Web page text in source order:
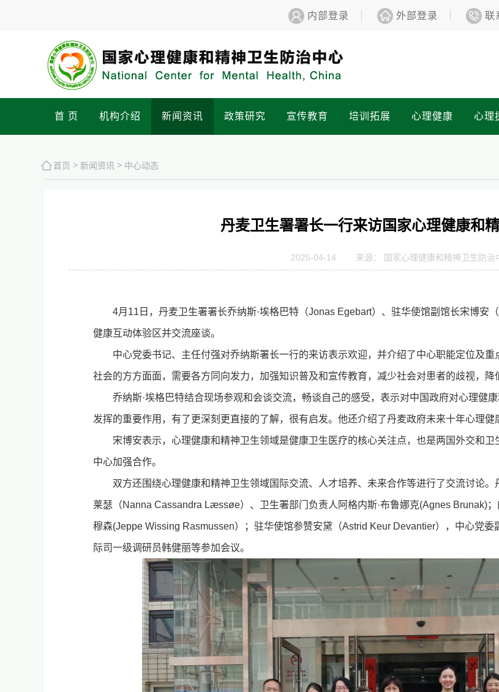
内部登录 外部登录 联
首 页 机构介绍 新闻资讯 政策研究 宣传教育 培训拓展 心理健康 心理
首页 > 新闻资讯 > 中心动态
丹麦卫生署署长一行来访国家心理健康和
2025-04-14 来源： 国家心理健康和精神卫生
4月11日，丹麦卫生署署长乔纳斯·埃格巴特（Jonas Egebart）、驻华使馆副馆长宋博安
健康互动体验区并交流座谈。
中心党委书记、主任付强对乔纳斯署长一行的来访表示欢迎，并介绍了中心职能定位及
社会的方方面面，需要各方同向发力，加强知识普及和宣传教育，减少社会对患者的歧视，降
乔纳斯·埃格巴特结合现场参观和会谈交流，畅谈自己的感受，表示对中国政府对心理健
发挥的重要作用，有了更深刻更直接的了解，很有启发。他还介绍了丹麦政府未来十年心理健
宋博安表示，心理健康和精神卫生领域是健康卫生医疗的核心关注点，也是两国外交和
中心加强合作。
双方还围绕心理健康和精神卫生领域国际交流、人才培养、未来合作等进行了交流讨论
莱瑟（Nanna Cassandra Læssøe）、卫生署部门负责人阿格内斯·布鲁娜克(Agnes Brunak)
穆森(Jeppe Wissing Rasmussen）；驻华使馆参赞安黛（Astrid Keur Devantier），中心党
际司一级调研员韩健丽等参加会议。